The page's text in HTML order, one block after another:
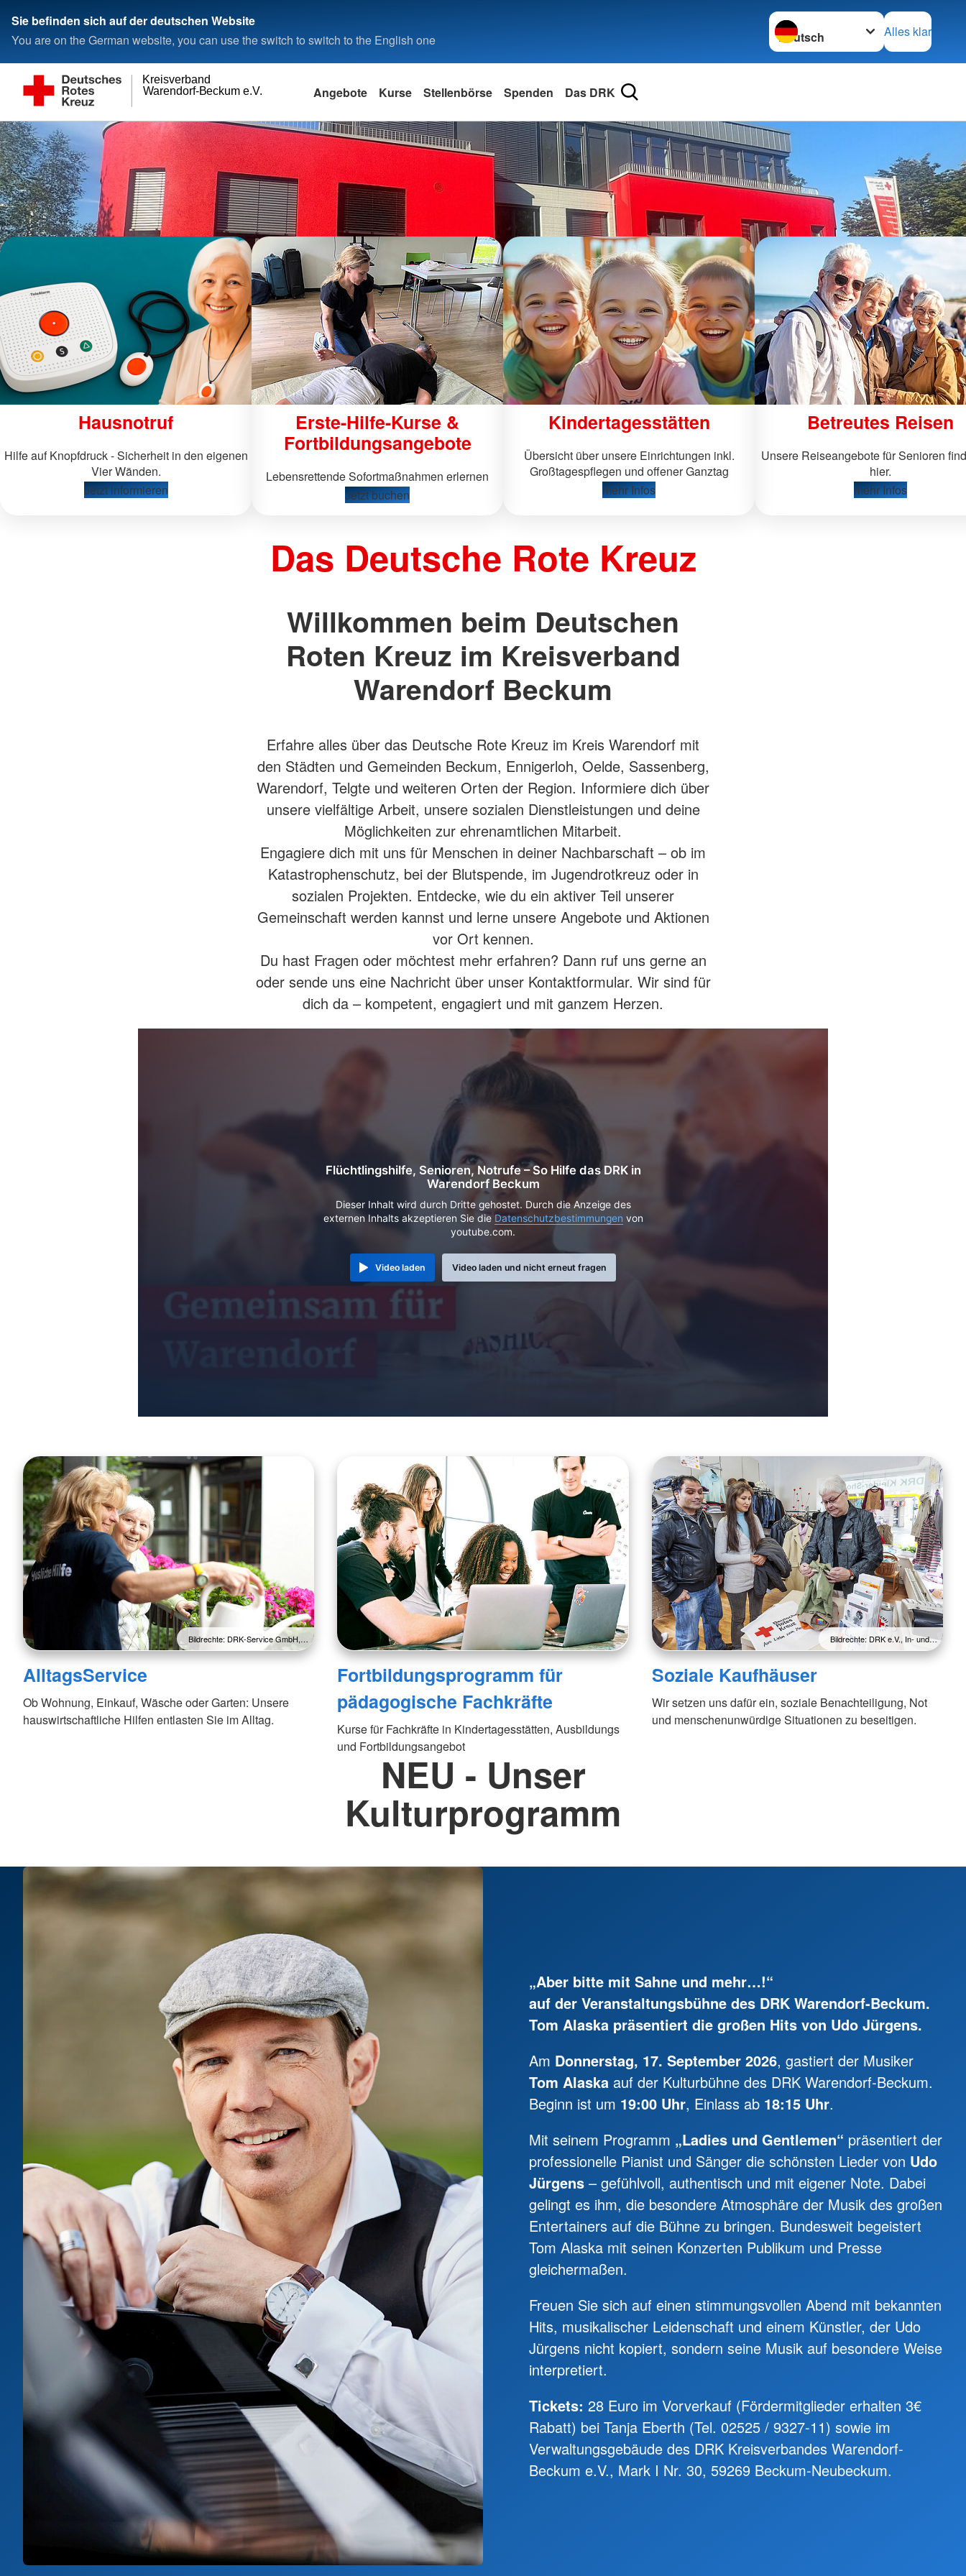
Sie befinden sich auf der deutschen Website
You are on the German website, you can use the switch to switch to the English one
Sprache wechseln zu
Alles klar
Warendorf-Beckum e.V.
Kreisverband
Angebote Kurse Stellenbörse Spenden Das DRK
Hausnotruf
Hilfe auf Knopfdruck - Sicherheit in den eigenen
Vier Wänden.
Jetzt informieren
Erste-Hilfe-Kurse &
Fortbildungsangebote
Lebensrettende Sofortmaßnahmen erlernen
Jetzt buchen
Kindertagesstätten
Übersicht über unsere Einrichtungen inkl.
Großtagespflegen und offener Ganztag
mehr Infos
Betreutes Reisen
Unsere Reiseangebote für Senioren
hier.
mehr Infos
Das Deutsche Rote Kreuz
Willkommen beim Deutschen
Roten Kreuz im Kreisverband
Warendorf Beckum
Erfahre alles über das Deutsche Rote Kreuz im Kreis Warendorf mit
den Städten und Gemeinden Beckum, Ennigerloh, Oelde, Sassenberg,
Warendorf, Telgte und weiteren Orten der Region. Informiere dich über
unsere vielfältige Arbeit, unsere sozialen Dienstleistungen und deine
Möglichkeiten zur ehrenamtlichen Mitarbeit.
Engagiere dich mit uns für Menschen in deiner Nachbarschaft – ob im
Katastrophenschutz, bei der Blutspende, im Jugendrotkreuz oder in
sozialen Projekten. Entdecke, wie du ein aktiver Teil unserer
Gemeinschaft werden kannst und lerne unsere Angebote und Aktionen
vor Ort kennen.
Du hast Fragen oder möchtest mehr erfahren? Dann ruf uns gerne an
oder sende uns eine Nachricht über unser Kontaktformular. Wir sind für
dich da – kompetent, engagiert und mit ganzem Herzen.
Flüchtlingshilfe, Senioren, Notrufe – So Hilfe das DRK in
Warendorf Beckum
Dieser Inhalt wird durch Dritte gehostet. Durch die Anzeige des
externen Inhalts akzeptieren Sie die Datenschutzbestimmungen von
youtube.com.
Video laden Video laden und nicht erneut fragen
Bildrechte: DRK-Service GmbH,…
AlltagsService
Ob Wohnung, Einkauf, Wäsche oder Garten: Unsere
hauswirtschaftliche Hilfen entlasten Sie im Alltag.
Fortbildungsprogramm für
pädagogische Fachkräfte
Kurse für Fachkräfte in Kindertagesstätten, Ausbildungs
und Fortbildungsangebot
Bildrechte: DRK e.V., In- und…
Soziale Kaufhäuser
Wir setzen uns dafür ein, soziale Benachteiligung, Not
und menschenunwürdige Situationen zu beseitigen.
NEU - Unser
Kulturprogramm
„Aber bitte mit Sahne und mehr…!“
auf der Veranstaltungsbühne des DRK Warendorf-Beckum.
Tom Alaska präsentiert die großen Hits von Udo Jürgens.
Am Donnerstag, 17. September 2026, gastiert der Musiker
Tom Alaska auf der Kulturbühne des DRK Warendorf-Beckum.
Beginn ist um 19:00 Uhr, Einlass ab 18:15 Uhr.
Mit seinem Programm „Ladies und Gentlemen“ präsentiert der
professionelle Pianist und Sänger die schönsten Lieder von Udo
Jürgens – gefühlvoll, authentisch und mit eigener Note. Dabei
gelingt es ihm, die besondere Atmosphäre der Musik des großen
Entertainers auf die Bühne zu bringen. Bundesweit begeistert
Tom Alaska mit seinen Konzerten Publikum und Presse
gleichermaßen.
Freuen Sie sich auf einen stimmungsvollen Abend mit bekannten
Hits, musikalischer Leidenschaft und einem Künstler, der Udo
Jürgens nicht kopiert, sondern seine Musik auf besondere Weise
interpretiert.
Tickets: 28 Euro im Vorverkauf (Fördermitglieder erhalten 3€
Rabatt) bei Tanja Eberth (Tel. 02525 / 9327-11) sowie im
Verwaltungsgebäude des DRK Kreisverbandes Warendorf-
Beckum e.V., Mark I Nr. 30, 59269 Beckum-Neubeckum.